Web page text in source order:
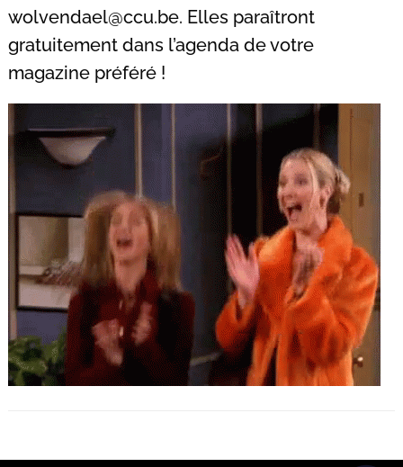
wolvendael@ccu.be. Elles paraîtront
gratuitement dans l’agenda de votre
magazine préféré !
Recherche
pour
: